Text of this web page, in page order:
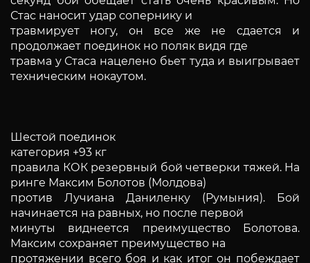
Стас наносит удар сопернику и
травмирует ногу, он все же не сдается и
продолжает поединок но поляк видя где
травма у Стаса нацелено бьет туда и выигрывает
техническим нокаутом.
Шестой поединок
категория +93 кг
правила КОК резервный бой четверки тяжей. На
ринге Максим Болотов (Молдова)
против Лучиана Даниленку (Румыния). Бой
начинается на равных, но после первой
минуты виднеется преимущество Болотова.
Максим сохраняет преимущество на
протяжении всего боя и как итог он побеждает